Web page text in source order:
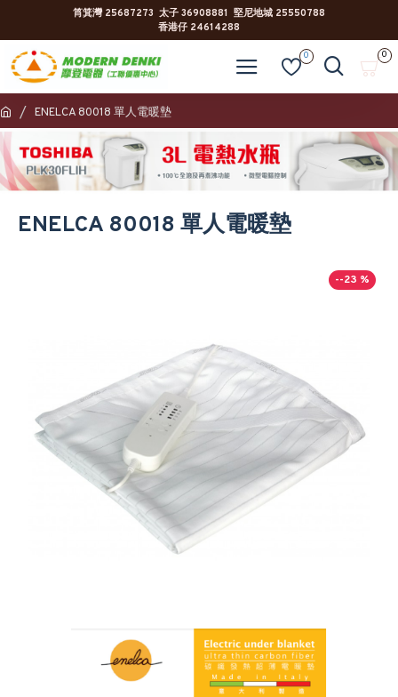
筲箕灣 25687273 太子 36908881 堅尼地城 25550788
香港仔 24614288
0 0
ENELCA 80018 單人電暖墊
ENELCA 80018 單人電暖墊
--23 %